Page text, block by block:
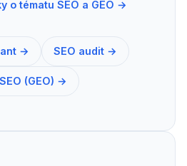
o tématu SEO a GEO →
→ SEO audit →
(GEO) →